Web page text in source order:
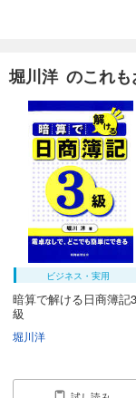
堀川洋 のこれも
ビジネス・実用
暗算で解ける日商簿記3
級
堀川洋